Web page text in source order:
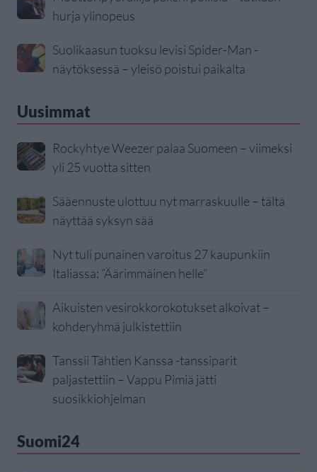
hurja ylinopeus
Suolikaasun tuoksu levisi Spider-Man -
näytöksessä – yleisö poistui paikalta
Uusimmat
Rockyhtye Weezer palaa Suomeen – viimeksi
yli 25 vuotta sitten
Sääennuste ulottuu nyt marraskuulle – tältä
näyttää syksyn sää
Nyt tuli punainen varoitus 27 kaupunkiin
Italiassa: ”Äärimmäinen helle”
Aikuisten vesirokkorokotukset alkoivat –
kohderyhmä julkistettiin
Tanssii Tähtien Kanssa -tanssiparit
paljastettiin – Vappu Pimiä jätti
suosikkiohjelman
Suomi24